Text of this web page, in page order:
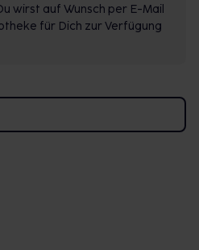
wirst auf Wunsch per E-Mail
für Dich zur Verfügung